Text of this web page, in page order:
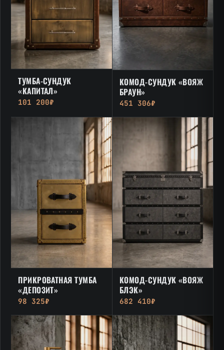
ТУМБА-СУНДУК
«КАПИТАЛ»
101 200₽
КОМОД-СУНДУК «ВОЯЖ
БРАУН»
451 306₽
ПРИКРОВАТНАЯ ТУМБА
«ДЕПОЗИТ»
98 325₽
КОМОД-СУНДУК «ВОЯЖ
БЛЭК»
682 410₽